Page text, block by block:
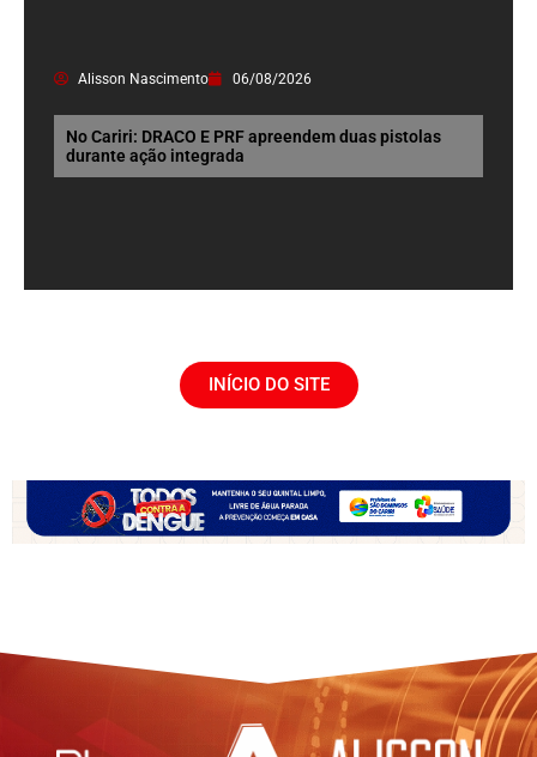
Alisson Nascimento 06/08/2026
No Cariri: DRACO E PRF apreendem duas pistolas
durante ação integrada
INÍCIO DO SITE